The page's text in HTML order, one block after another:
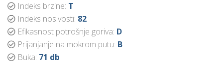
Indeks brzine: T
Indeks nosivosti: 82
Efikasnost potrošnje goriva: D
Prijanjanje na mokrom putu: B
Buka: 71 db